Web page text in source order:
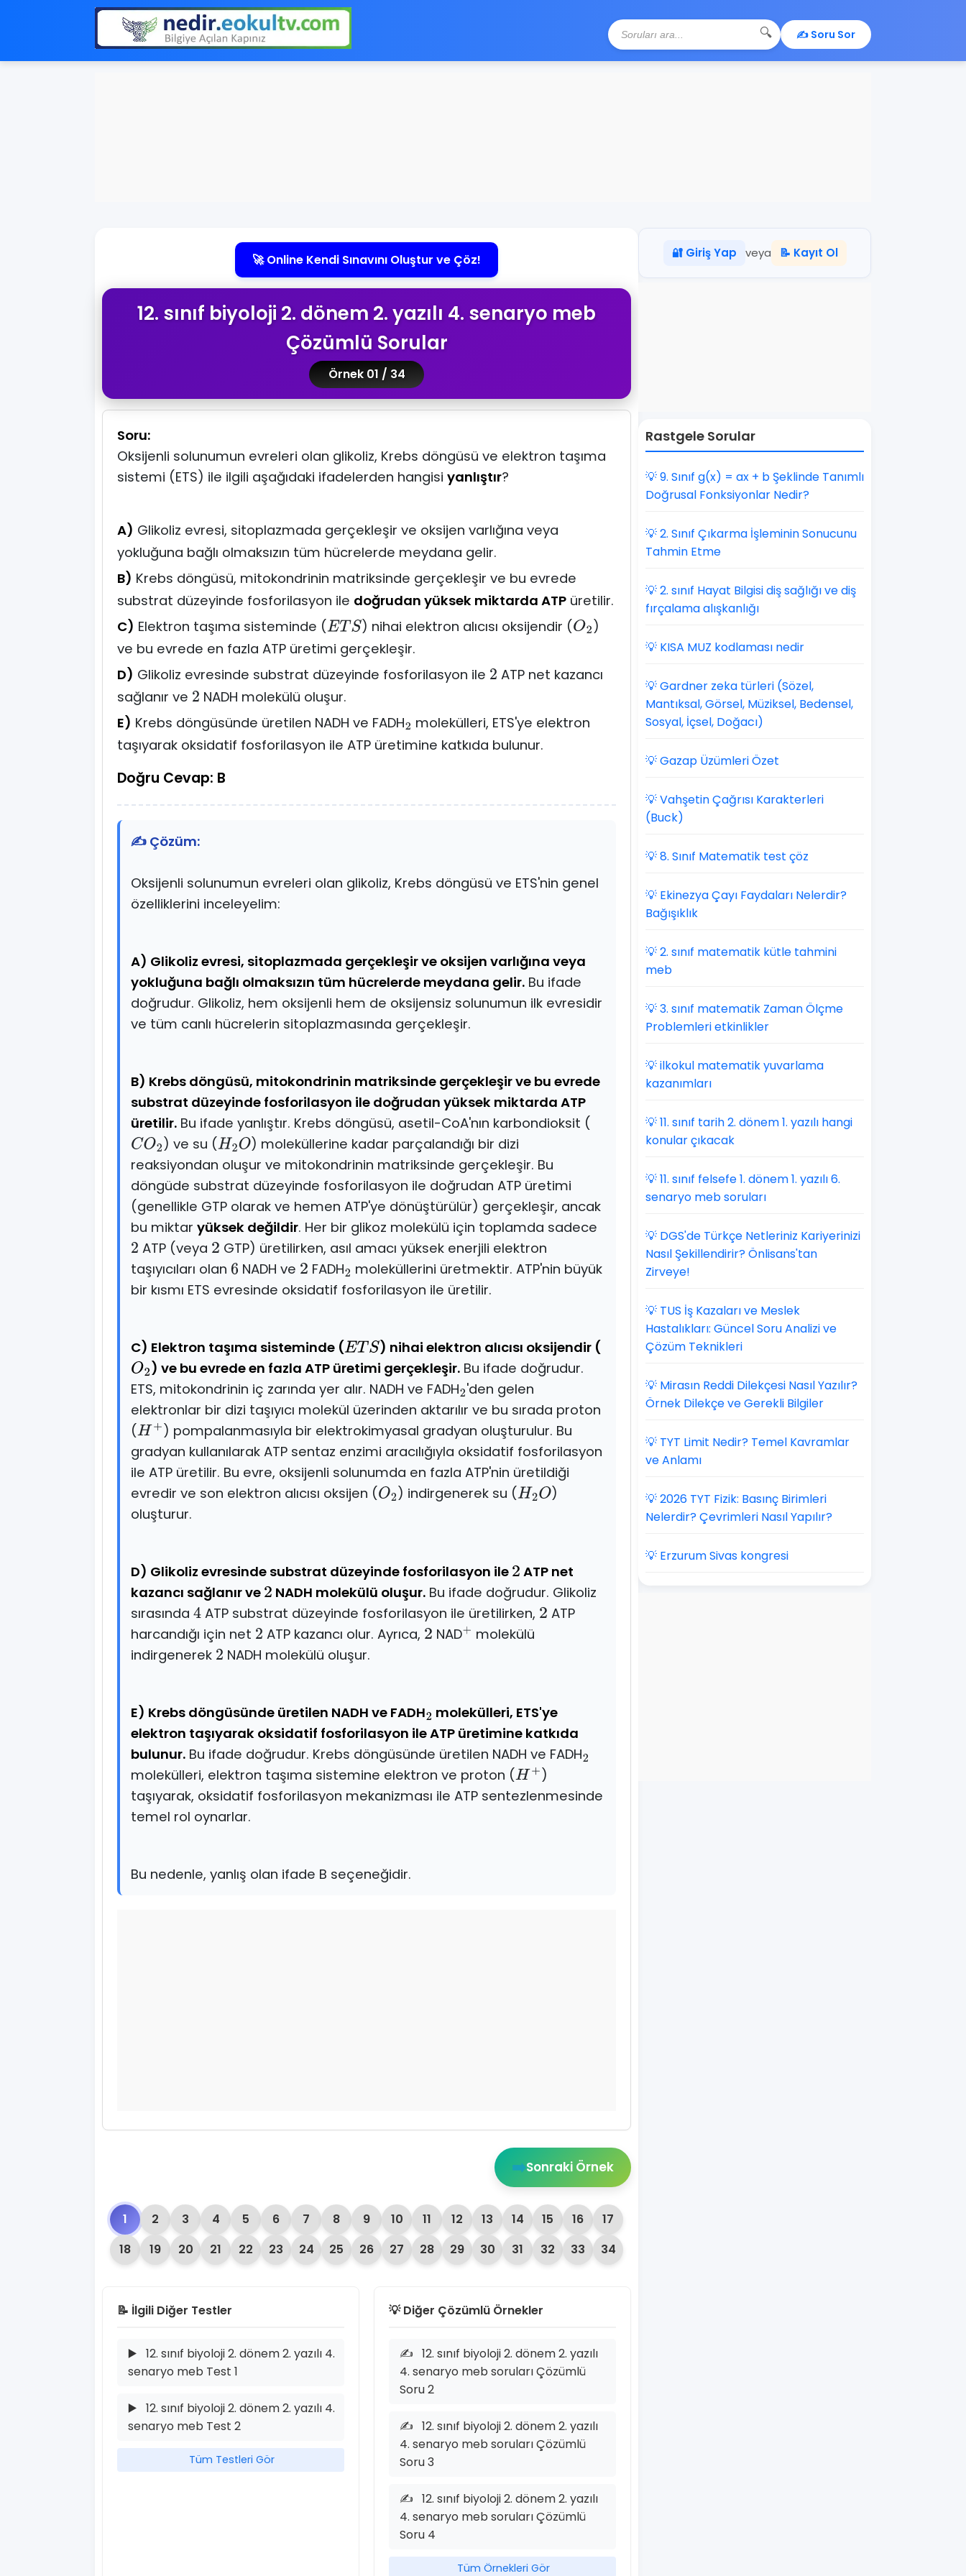
🔍 ✍️ Soru Sor
🚀 Online Kendi Sınavını Oluştur ve Çöz!
12. sınıf biyoloji 2. dönem 2. yazılı 4. senaryo meb
Çözümlü Sorular
Örnek 01 / 34
Soru:
Oksijenli solunumun evreleri olan glikoliz, Krebs döngüsü ve elektron taşıma
sistemi (ETS) ile ilgili aşağıdaki ifadelerden hangisi yanlıştır?
A) Glikoliz evresi, sitoplazmada gerçekleşir ve oksijen varlığına veya
yokluğuna bağlı olmaksızın tüm hücrelerde meydana gelir.
B) Krebs döngüsü, mitokondrinin matriksinde gerçekleşir ve bu evrede
substrat düzeyinde fosforilasyon ile doğrudan yüksek miktarda ATP üretilir.
C) Elektron taşıma sisteminde (ETS ) nihai elektron alıcısı oksijendir (O2)
ve bu evrede en fazla ATP üretimi gerçekleşir.
D) Glikoliz evresinde substrat düzeyinde fosforilasyon ile 2 ATP net kazancı
sağlanır ve 2 NADH molekülü oluşur.
E) Krebs döngüsünde üretilen NADH ve FADH2 molekülleri, ETS'ye elektron
taşıyarak oksidatif fosforilasyon ile ATP üretimine katkıda bulunur.
Doğru Cevap: B
✍️ Çözüm:
Oksijenli solunumun evreleri olan glikoliz, Krebs döngüsü ve ETS'nin genel
özelliklerini inceleyelim:
A) Glikoliz evresi, sitoplazmada gerçekleşir ve oksijen varlığına veya
yokluğuna bağlı olmaksızın tüm hücrelerde meydana gelir. Bu ifade
doğrudur. Glikoliz, hem oksijenli hem de oksijensiz solunumun ilk evresidir
ve tüm canlı hücrelerin sitoplazmasında gerçekleşir.
B) Krebs döngüsü, mitokondrinin matriksinde gerçekleşir ve bu evrede
substrat düzeyinde fosforilasyon ile doğrudan yüksek miktarda ATP
üretilir. Bu ifade yanlıştır. Krebs döngüsü, asetil-CoA'nın karbondioksit (
CO2 ) ve su (H2O ) moleküllerine kadar parçalandığı bir dizi
reaksiyondan oluşur ve mitokondrinin matriksinde gerçekleşir. Bu
döngüde substrat düzeyinde fosforilasyon ile doğrudan ATP üretimi
(genellikle GTP olarak ve hemen ATP'ye dönüştürülür) gerçekleşir, ancak
bu miktar yüksek değildir. Her bir glikoz molekülü için toplamda sadece
2 ATP (veya 2 GTP) üretilirken, asıl amacı yüksek enerjili elektron
taşıyıcıları olan 6 NADH ve 2 FADH2 moleküllerini üretmektir. ATP'nin büyük
bir kısmı ETS evresinde oksidatif fosforilasyon ile üretilir.
C) Elektron taşıma sisteminde (ETS
) nihai elektron alıcısı oksijendir (
O2) ve bu evrede en fazla ATP üretimi gerçekleşir.Bu ifade doğrudur.
ETS, mitokondrinin iç zarında yer alır. NADH ve FADH2'den gelen
elektronlar bir dizi taşıyıcı molekül üzerinden aktarılır ve bu sırada proton
(H+ ) pompalanmasıyla bir elektrokimyasal gradyan oluşturulur. Bu
gradyan kullanılarak ATP sentaz enzimi aracılığıyla oksidatif fosforilasyon
ile ATP üretilir. Bu evre, oksijenli solunumda en fazla ATP'nin üretildiği
evredir ve son elektron alıcısı oksijen (O2) indirgenerek su (H2O )
oluşturur.
D) Glikoliz evresinde substrat düzeyinde fosforilasyon ile 2 ATP net
kazancı sağlanır ve 2 NADH molekülü oluşur.Bu ifade doğrudur. Glikoliz
sırasında 4 ATP substrat düzeyinde fosforilasyon ile üretilirken, 2 ATP
harcandığı için net 2 ATP kazancı olur. Ayrıca, 2 NAD+ molekülü
indirgenerek 2 NADH molekülü oluşur.
E) Krebs döngüsünde üretilen NADH ve FADH2 molekülleri, ETS'ye
elektron taşıyarak oksidatif fosforilasyon ile ATP üretimine katkıda
bulunur. Bu ifade doğrudur. Krebs döngüsünde üretilen NADH ve FADH2
molekülleri, elektron taşıma sistemine elektron ve proton (H+ )
taşıyarak, oksidatif fosforilasyon mekanizması ile ATP sentezlenmesinde
temel rol oynarlar.
Bu nedenle, yanlış olan ifade B seçeneğidir.
➡️Sonraki Örnek
1 2 3 4 5 6 7 8 9 10 11 12 13 14 15 16
17
18
19 20 21 22 23 24 25 26 27 28 29 30 31 32 33 34
📝 İlgili Diğer Testler
▶️ 12. sınıf biyoloji 2. dönem 2. yazılı 4.
senaryo meb Test 1
▶️ 12. sınıf biyoloji 2. dönem 2. yazılı 4.
senaryo meb Test 2
Tüm Testleri Gör
💡 Diğer Çözümlü Örnekler
✍️ 12. sınıf biyoloji 2. dönem 2. yazılı
4. senaryo meb soruları Çözümlü
Soru 2
✍️ 12. sınıf biyoloji 2. dönem 2. yazılı
4. senaryo meb soruları Çözümlü
Soru 3
✍️ 12. sınıf biyoloji 2. dönem 2. yazılı
4. senaryo meb soruları Çözümlü
Soru 4
Tüm Örnekleri Gör
🔐 Giriş Yap veya 📝 Kayıt Ol
Rastgele Sorular
💡 9. Sınıf g(x) = ax + b Şeklinde Tanımlı
Doğrusal Fonksiyonlar Nedir?
💡 2. Sınıf Çıkarma İşleminin Sonucunu
Tahmin Etme
💡 2. sınıf Hayat Bilgisi diş sağlığı ve diş
fırçalama alışkanlığı
💡 KISA MUZ kodlaması nedir
💡 Gardner zeka türleri (Sözel,
Mantıksal, Görsel, Müziksel, Bedensel,
Sosyal, İçsel, Doğacı)
💡 Gazap Üzümleri Özet
💡 Vahşetin Çağrısı Karakterleri
(Buck)
💡 8. Sınıf Matematik test çöz
💡 Ekinezya Çayı Faydaları Nelerdir?
Bağışıklık
💡 2. sınıf matematik kütle tahmini
meb
💡 3. sınıf matematik Zaman Ölçme
Problemleri etkinlikler
💡 ilkokul matematik yuvarlama
kazanımları
💡 11. sınıf tarih 2. dönem 1. yazılı hangi
konular çıkacak
💡 11. sınıf felsefe 1. dönem 1. yazılı 6.
senaryo meb soruları
💡 DGS'de Türkçe Netleriniz Kariyerinizi
Nasıl Şekillendirir? Önlisans'tan
Zirveye!
💡 TUS İş Kazaları ve Meslek
Hastalıkları: Güncel Soru Analizi ve
Çözüm Teknikleri
💡 Mirasın Reddi Dilekçesi Nasıl Yazılır?
Örnek Dilekçe ve Gerekli Bilgiler
💡 TYT Limit Nedir? Temel Kavramlar
ve Anlamı
💡 2026 TYT Fizik: Basınç Birimleri
Nelerdir? Çevrimleri Nasıl Yapılır?
💡 Erzurum Sivas kongresi